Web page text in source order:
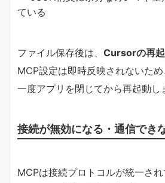
ている
ファイル保存後は、 Cursorの再
MCP設定は即時反映されないた
一度アプリを閉じてから再起動し
接続が無効になる・通信でき
MCPは接続プロトコルが統一され